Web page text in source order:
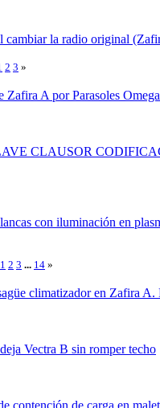
cambiar la radio original
2 3 »
Zafira A por Parasoles Omega
CLAUSOR
con iluminación en
1 2 3 ... 14 »
climatizador en Zafira A.
Vectra B sin romper techo
contención de carga en